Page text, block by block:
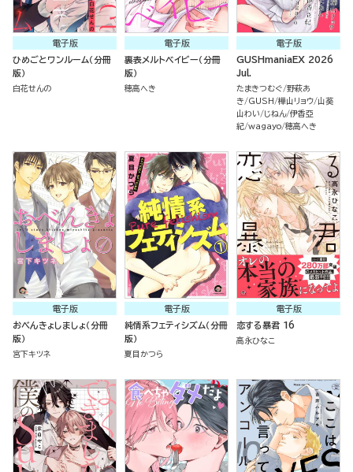
電子版
ひめごとワンルーム（分冊
版）
白花せんの
電子版
裏表メルトベイビー（分冊
版）
穂高へき
電子版
GUSHmaniaEX 2026
Jul.
たまきつむぐ 野萩あ
き
GUSH 樺山リョウ 山葵
山わい
じねん 伊香亞
紀 wagayo 穂高へき
電子版
おべんきょしましょ（分冊
版）
宮下キツネ
電子版
純情系フェティシズム（分冊
版）
夏目かつら
電子版
恋する暴君 16
高永ひなこ